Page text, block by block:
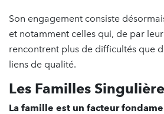
Son engagement consiste
et notamment celles qui, de par
rencontrent plus de difficultés que
liens de qualité.
Les Familles
La famille est un facteur